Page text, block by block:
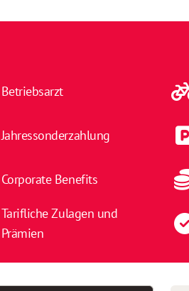
Betriebsarzt
Jahressonderzahlung
Corporate Benefits
Tarifliche Zulagen und
Prämien